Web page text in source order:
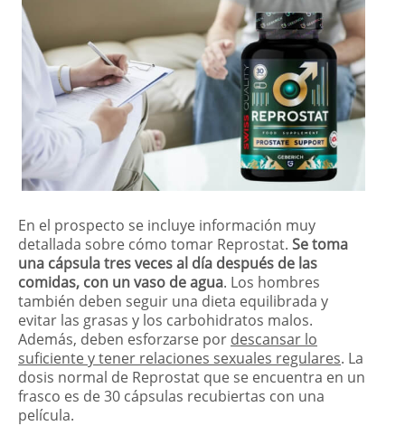
En el prospecto se incluye información muy
detallada sobre cómo tomar Reprostat. Se toma
una cápsula tres veces al día después de las
comidas, con un vaso de agua. Los hombres
también deben seguir una dieta equilibrada y
evitar las grasas y los carbohidratos malos.
Además, deben esforzarse por descansar lo
suficiente y tener relaciones sexuales regulares. La
dosis normal de Reprostat que se encuentra en un
frasco es de 30 cápsulas recubiertas con una
película.